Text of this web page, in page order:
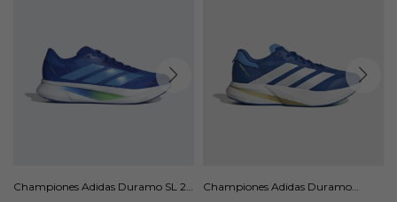
Championes Adidas Duramo SL 2 -
Championes Adidas Duramo